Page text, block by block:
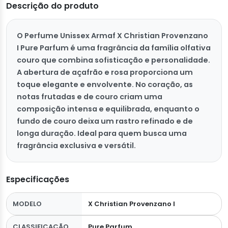
Descrição do produto
O Perfume Unissex Armaf X Christian Provenzano
I Pure Parfum é uma fragrância da família olfativa
couro que combina sofisticação e personalidade.
A abertura de açafrão e rosa proporciona um
toque elegante e envolvente. No coração, as
notas frutadas e de couro criam uma
composição intensa e equilibrada, enquanto o
fundo de couro deixa um rastro refinado e de
longa duração. Ideal para quem busca uma
fragrância exclusiva e versátil.
Especificações
MODELO X Christian Provenzano I